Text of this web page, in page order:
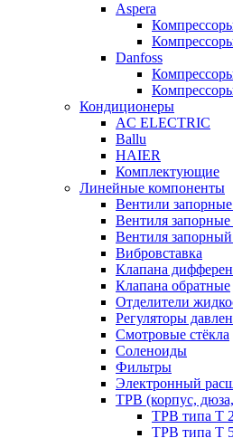
Aspera
Danfoss
Кондиционеры
AC ELECTRIC
Ballu
HAIER
Комплектующие
Линейные компоненты
Вентили
Вентиля
Вентиля
Вибровставка
Клапана
Клапана обратные
Отделители
Регуляторы
Смотровые стёкла
Соленоиды
Фильтры
Электронный
ТРВ (корпус,
ТРВ типа Т
ТРВ типа Т